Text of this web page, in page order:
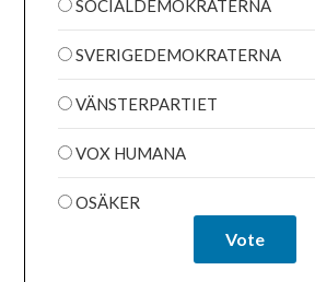
SOCIALDEMOKRATERNA
SVERIGEDEMOKRATERNA
VÄNSTERPARTIET
VOX HUMANA
OSÄKER